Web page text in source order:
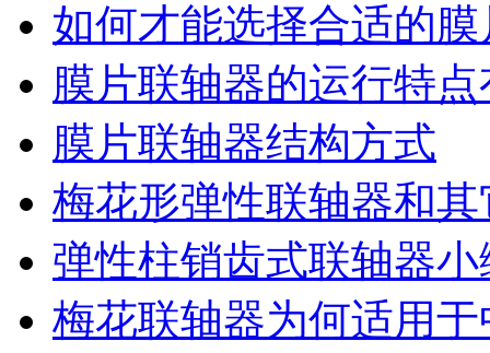
如何才能选择合适的
膜片联轴器的运行特
膜片联轴器结构方式
梅花形弹性联轴器​和
弹性柱销齿式联轴器
梅花联轴器为何适用